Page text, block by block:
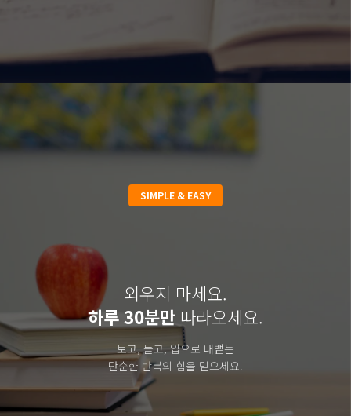
SIMPLE & EASY
외우지 마세요.
하루 30분만따라오세요.
보고, 듣고, 입으로 내뱉는
단순한 반복의 힘을 믿으세요.